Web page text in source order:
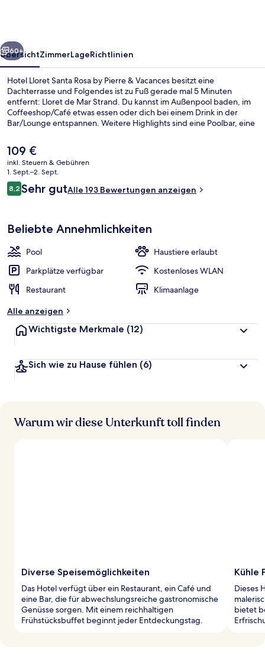
&
Vacances
Weiter
60+
ÜbersichtZimmerLageRichtlinien
Hotel Lloret Santa Rosa by Pierre & Vacances besitzt eine
Dachterrasse und Folgendes ist zu Fuß gerade mal 5 Minuten
entfernt: Lloret de Mar Strand. Du kannst im Außenpool baden, im
Coffeeshop/Café etwas essen oder dich bei einem Drink in der
Bar/Lounge entspannen. Weitere Highlights sind eine Poolbar, eine
Personal.
Der
aktuelle
Preis
beträgt
109 €.
109 €
inkl. Steuern & Gebühren
1. Sept.–2. Sept.
Bewertungen
8,28,2 von 10.
Sehr gutAlle 193 Bewertungen anzeigen
Beliebte Annehmlichkeiten
Pool
Haustiere erlaubt
Parkplätze verfügbar
Kostenloses WLAN
Restaurant
Klimaanlage
Alle anzeigen
Wichtigste Merkmale (12)
Sich wie zu Hause fühlen (6)
Warum wir diese Unterkunft toll finden
Diverse Speisemöglichkeiten
Das Hotel verfügt über ein Restaurant, ein Café und
eine Bar, die für abwechslungsreiche gastronomische
Genüsse sorgen. Mit einem reichhaltigen
Frühstücksbuffet beginnt jeder Entdeckungstag.
Kühle
Dieses
bietet